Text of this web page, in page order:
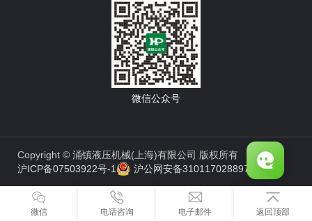
微信公众号
Copyright © 涌镇液压机械(上海)有限公司 版权所有
沪ICP备07503922号-1
沪公网安备31011702889776号
微信 电话咨询 电子邮件 返回顶部